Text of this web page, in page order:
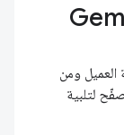
العميل ومن
لتلبية